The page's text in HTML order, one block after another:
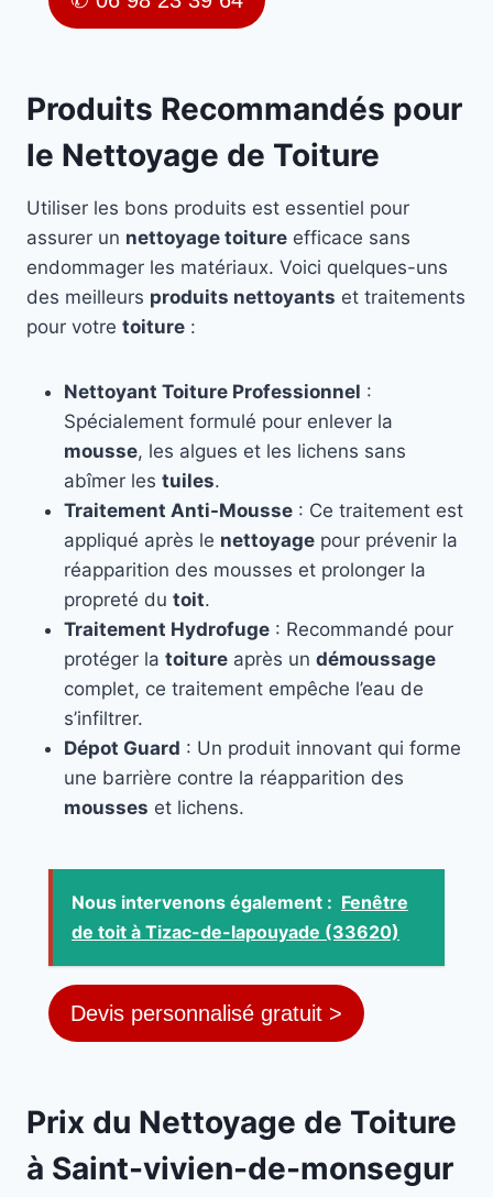
Produits Recommandés pour
le Nettoyage de Toiture
Utiliser les bons produits est essentiel pour
assurer un nettoyage toiture efficace sans
endommager les matériaux. Voici quelques-uns
des meilleurs produits nettoyants et traitements
pour votre toiture :
Nettoyant Toiture Professionnel :
Spécialement formulé pour enlever la
mousse, les algues et les lichens sans
abîmer les tuiles.
Traitement Anti-Mousse : Ce traitement est
appliqué après le nettoyage pour prévenir la
réapparition des mousses et prolonger la
propreté du toit.
Traitement Hydrofuge : Recommandé pour
protéger la toiture après un démoussage
complet, ce traitement empêche l’eau de
s’infiltrer.
Dépot Guard : Un produit innovant qui forme
une barrière contre la réapparition des
mousses et lichens.
Nous intervenons également : Fenêtre
de toit à Tizac-de-lapouyade (33620)
Devis personnalisé gratuit >
Prix du Nettoyage de Toiture
à Saint-vivien-de-monsegur